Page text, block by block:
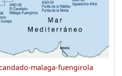
malaga-fuengirola